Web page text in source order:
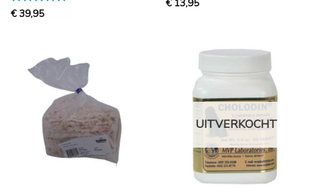
Gewaardeerd
€39,95
€ 13,95
UITVERKOCHT